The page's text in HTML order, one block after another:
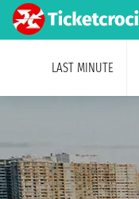
LAST MINUTE